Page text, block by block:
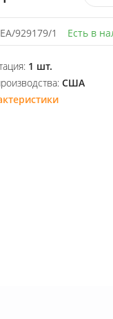
EA/929179/1 Есть в
1 шт.
США